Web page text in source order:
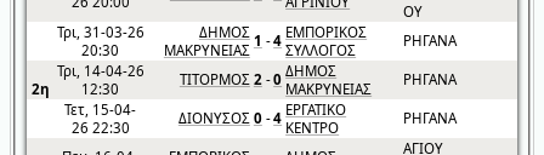
ΟΥ
Τρι, 31-03-26
20:30
ΔΗΜΟΣ
ΜΑΚΡΥΝΕΙΑΣ
1 -4 ΕΜΠΟΡΙΚΟΣ
ΣΥΛΛΟΓΟΣ
ΡΗΓΑΝΑ
2η
Τρι, 14-04-26
12:30
ΤΙΤΟΡΜΟΣ 2 -0 ΔΗΜΟΣ
ΜΑΚΡΥΝΕΙΑΣ
ΡΗΓΑΝΑ
Τετ, 15-04-
26 22:30
ΔΙΟΝΥΣΟΣ 0 -4 ΕΡΓΑΤΙΚΟ
ΚΕΝΤΡΟ
ΡΗΓΑΝΑ
ΑΓΙΟΥ